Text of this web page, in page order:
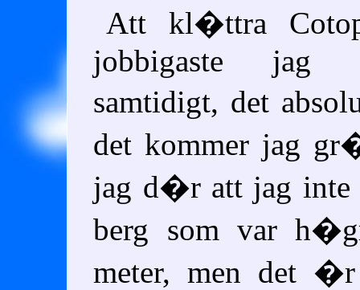
Att kl�ttra
jobbigaste jag
samtidigt, det
det kommer jag
jag d�r att jag
berg som var
meter, men det